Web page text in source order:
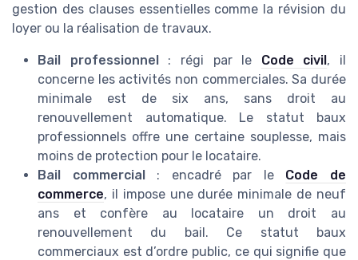
gestion des clauses essentielles comme la révision du
loyer ou la réalisation de travaux.
Bail professionnel: régi par le Code civil, il
concerne les activités non commerciales. Sa durée
minimale est de six ans, sans droit au
renouvellement automatique. Le statut baux
professionnels offre une certaine souplesse, mais
moins de protection pour le locataire.
Bail commercial: encadré par le Code de
commerce, il impose une durée minimale de neuf
ans et confère au locataire un droit au
renouvellement du bail. Ce statut baux
commerciaux est d’ordre public, ce qui signifie que